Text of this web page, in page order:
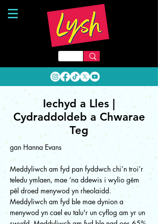
Iechyd a Lles |
Cydraddoldeb a Chwarae
Teg
gan Hanna Evans
Meddyliwch am fyd pan fyddwch chi’n troi’r
teledu ymlaen, mae ‘na ddewis i wylio gêm
pêl droed menywod yn rheolaidd.
Meddyliwch am fyd ble mae dynion a
menywod yn cael eu talu'r un cyflog am yr un